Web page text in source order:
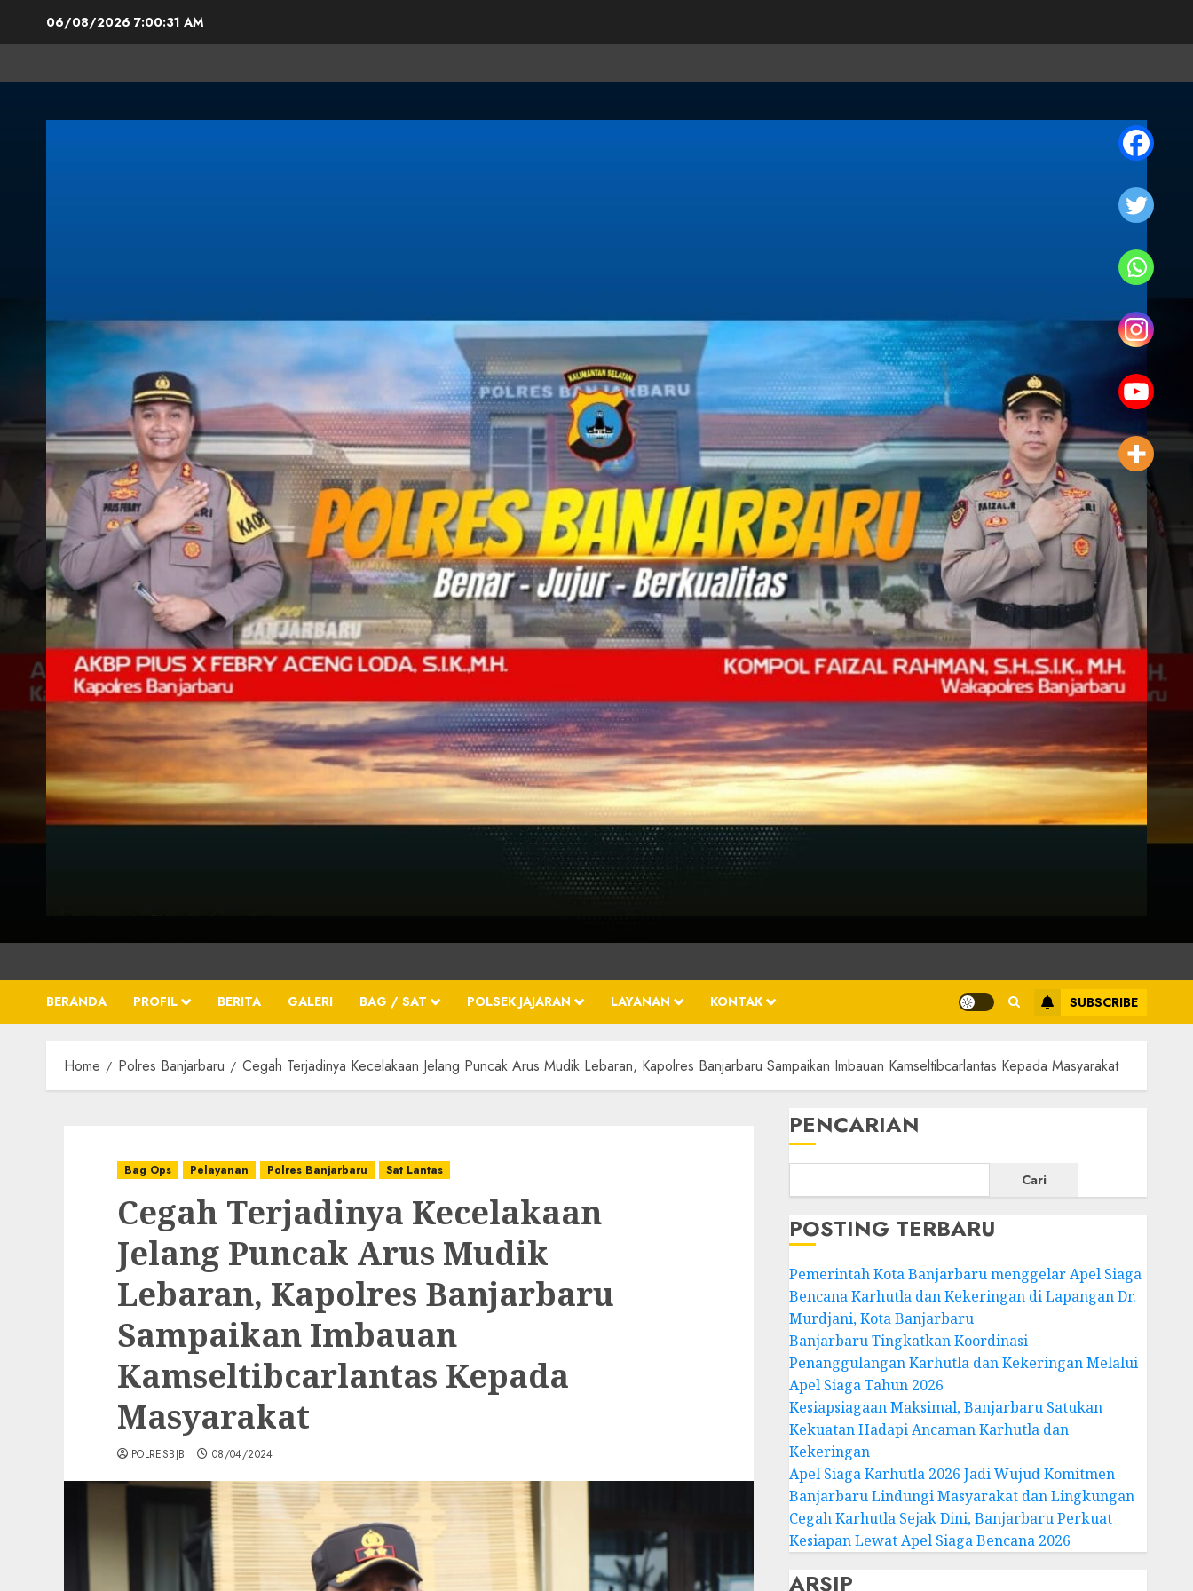
06/08/2026 7:00:33 AM
BERANDA PROFIL BERITA GALERI BAG / SAT POLSEK JAJARAN LAYANAN KONTAK SUBSCRIBE
Home Polres Banjarbaru Cegah Terjadinya Kecelakaan Jelang Puncak Arus Mudik Lebaran, Kapolres Banjarbaru Sampaikan Imbauan Kamseltibcarlantas Kepada Masyarakat
Bag Ops Pelayanan Polres Banjarbaru Sat Lantas
Cegah Terjadinya Kecelakaan
Jelang Puncak Arus Mudik
Lebaran, Kapolres Banjarbaru
Sampaikan Imbauan
Kamseltibcarlantas Kepada
Masyarakat
POLRESBJB 08/04/2024
PENCARIAN
Cari
POSTING TERBARU
Pemerintah Kota Banjarbaru menggelar Apel Siaga
Bencana Karhutla dan Kekeringan di Lapangan Dr.
Murdjani, Kota Banjarbaru
Banjarbaru Tingkatkan Koordinasi
Penanggulangan Karhutla dan Kekeringan Melalui
Apel Siaga Tahun 2026
Kesiapsiagaan Maksimal, Banjarbaru Satukan
Kekuatan Hadapi Ancaman Karhutla dan
Kekeringan
Apel Siaga Karhutla 2026 Jadi Wujud Komitmen
Banjarbaru Lindungi Masyarakat dan Lingkungan
Cegah Karhutla Sejak Dini, Banjarbaru Perkuat
Kesiapan Lewat Apel Siaga Bencana 2026
ARSIP